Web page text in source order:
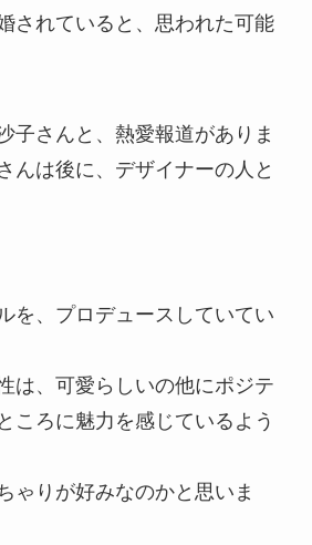
されていると、思われた可能
子さんと、熱愛報道がありま
んは後に、デザイナーの人と
を、プロデュースしていてい
は、可愛らしいの他にポジテ
ころに魅力を感じているよう
ゃりが好みなのかと思いま